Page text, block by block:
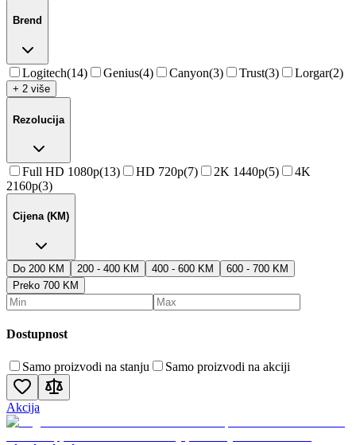
Brend
Logitech(14) Genius(4) Canyon(3) Trust(3) Lorgar(2)
+ 2 više
Rezolucija
Full HD 1080p(13) HD 720p(7) 2K 1440p(5)
4K
2160p(3)
Cijena (KM)
Do 200 KM 200 - 400 KM 400 - 600 KM
600 - 700 KM
Preko 700 KM
Dostupnost
Samo proizvodi na stanju Samo proizvodi na akciji
Akcija